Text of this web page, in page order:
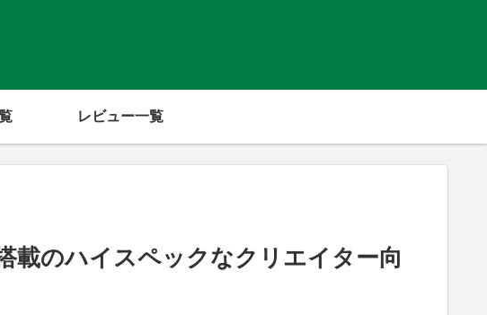
レビュー一覧
載のハイスペックなクリエイター向